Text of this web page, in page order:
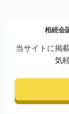
相続会
当サイトに掲
気